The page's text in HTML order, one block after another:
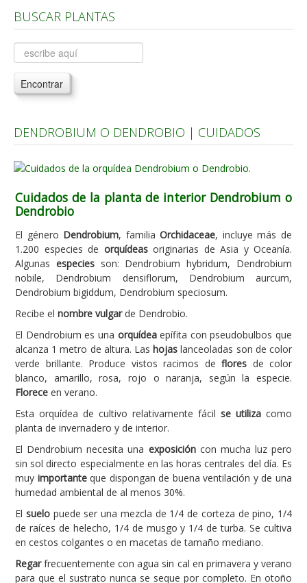
Árboles, Cicas y Palmeras de la G a la Z
Plantas Anuales y Perennes
Plantas Bulbosas y Acuáticas
Plantas de Interior
Plantas Aromáticas y de Huerto
Plantas Carnívoras y Orquídeas
Hemisferio Norte
Hemisferio Sur
Enfermedades
Animales
Carencias
Fotos
Flores y Plantas
Arbustos y Trepadoras
Cactus y Suculentas
BUSCAR PLANTAS
Encontrar
DENDROBIUM O DENDROBIO | CUIDADOS
Cuidados de la planta de interior Dendrobium o
Dendrobio
El género Dendrobium, familiaOrchidaceae, incluye más de
1.200 especies de orquídeasoriginarias de Asia y Oceanía.
Algunas especiesson: Dendrobium hybridum, Dendrobium
nobile, Dendrobium densiflorum, Dendrobium aurcum,
Dendrobium bigiddum, Dendrobium speciosum.
Recibe el nombre vulgarde Dendrobio.
El Dendrobium es una orquídeaepífita con pseudobulbos que
alcanza 1 metro de altura. Lashojas lanceoladas son de color
verde brillante. Produce vistos racimos de flores de color
blanco, amarillo, rosa, rojo o naranja, según la especie.
Florece en verano.
Esta orquídea de cultivo relativamente fácil se utiliza como
planta de invernadero y de interior.
El Dendrobium necesita una exposicióncon mucha luz pero
sin sol directo especialmente en las horas centrales del día. Es
muy importanteque dispongan de buena ventilación y de una
humedad ambiental de al menos 30%.
El suelopuede ser una mezcla de 1/4 de corteza de pino, 1/4
de raíces de helecho, 1/4 de musgo y 1/4 de turba. Se cultiva
en cestos colgantes o en macetas de tamaño mediano.
Regarfrecuentemente con agua sin cal en primavera y verano
para que el sustrato nunca se seque por completo. En otoño